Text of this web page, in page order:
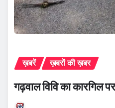
ख़बरें ख़बरों की ख़बर
गढ़वाल विवि का कारगिल